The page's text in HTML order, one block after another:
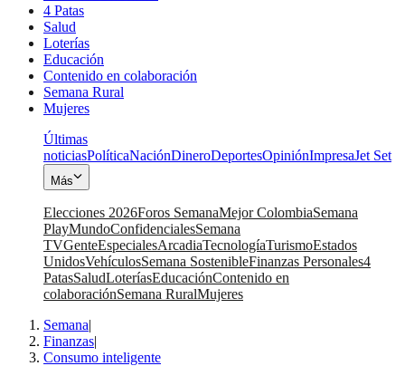
4 Patas
Salud
Loterías
Educación
Contenido en colaboración
Semana Rural
Mujeres
Últimas
noticiasPolíticaNaciónDineroDeportesOpiniónImpresaJet Set
Más
Elecciones 2026Foros SemanaMejor ColombiaSemana
PlayMundoConfidencialesSemana
TVGenteEspecialesArcadiaTecnologíaTurismoEstados
UnidosVehículosSemana SostenibleFinanzas Personales4
PatasSaludLoteríasEducaciónContenido en
colaboraciónSemana RuralMujeres
Semana|
Finanzas|
Consumo inteligente